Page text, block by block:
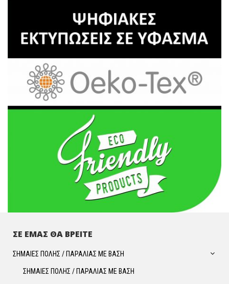
ΣΕ ΕΜΑΣ ΘΑ ΒΡΕΙΤΕ
ΣΗΜΑΙΕΣ ΠΟΛΗΣ / ΠΑΡΑΛΙΑΣ ΜΕ ΒΑΣΗ
ΣΗΜΑΙΕΣ ΠΟΛΗΣ / ΠΑΡΑΛΙΑΣ ΜΕ ΒΑΣΗ